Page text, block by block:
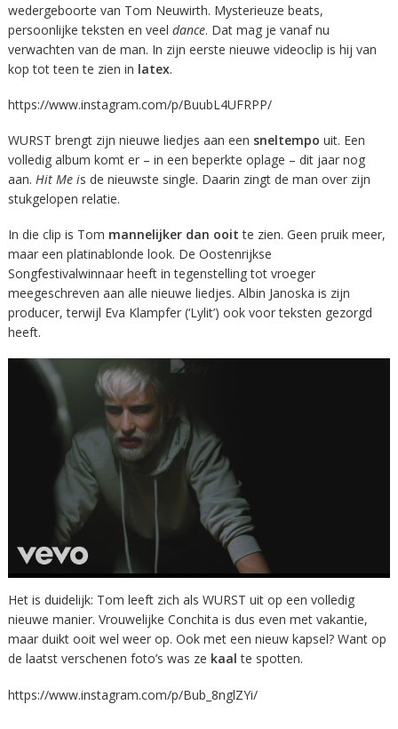
wedergeboorte van Tom Neuwirth. Mysterieuze beats,
persoonlijke teksten en veel dance. Dat mag je vanaf nu
verwachten van de man. In zijn eerste nieuwe videoclip is hij van
kop tot teen te zien in latex.
https://www.instagram.com/p/BuubL4UFRPP/
WURST brengt zijn nieuwe liedjes aan een sneltempo uit. Een
volledig album komt er – in een beperkte oplage – dit jaar nog
aan. Hit Me is de nieuwste single. Daarin zingt de man over zijn
stukgelopen relatie.
In die clip is Tom mannelijker dan ooit te zien. Geen pruik meer,
maar een platinablonde look. De Oostenrijkse
Songfestivalwinnaar heeft in tegenstelling tot vroeger
meegeschreven aan alle nieuwe liedjes. Albin Janoska is zijn
producer, terwijl Eva Klampfer (‘Lylit’) ook voor teksten gezorgd
heeft.
Het is duidelijk: Tom leeft zich als WURST uit op een volledig
nieuwe manier. Vrouwelijke Conchita is dus even met vakantie,
maar duikt ooit wel weer op. Ook met een nieuw kapsel? Want op
de laatst verschenen foto’s was ze kaal te spotten.
https://www.instagram.com/p/Bub_8nglZYi/